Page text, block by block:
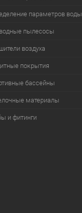
параметров воды
пылесосы
воздуха
покрытия
бассейны
материалы
и фитинги